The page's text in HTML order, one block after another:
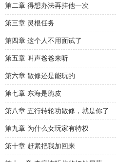
第二章 得想办法再挂他一次
第三章 灵根任务
第四章 这个人不用面试了
第五章 叫声爸爸来听
第六章 散修还是能玩的
第七章 东海是脆皮
第八章 五行转轮功散修，就是你了
第九章 为什么女玩家有特权
第十章 赶紧把我加回来